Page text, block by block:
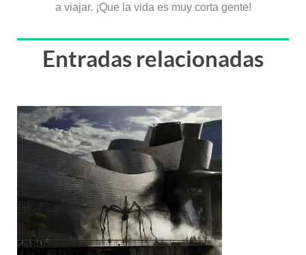
a viajar. ¡Que la vida es muy corta gente!
Entradas relacionadas